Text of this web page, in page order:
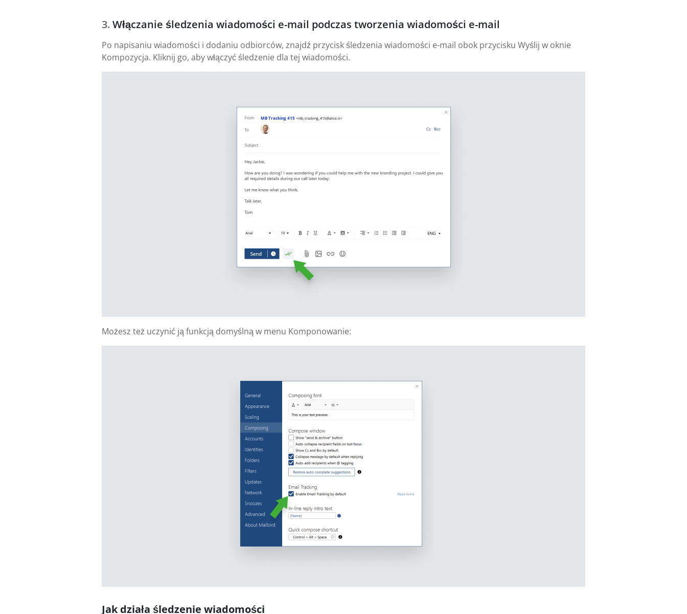
Włączanie śledzenia wiadomości e-mail podczas tworzenia wiadomości e-mail
Po napisaniu wiadomości i dodaniu odbiorców, znajdź przycisk śledzenia wiadomości e-mail obok przycisku Wyślij w oknie
Kompozycja. Kliknij go, aby włączyć śledzenie dla tej wiadomości.
MB Tracking 415 <mb_tracking_415@alice.it>
Możesz też uczynić ją funkcją domyślną w menu Komponowanie:
Jak działa śledzenie wiadomości